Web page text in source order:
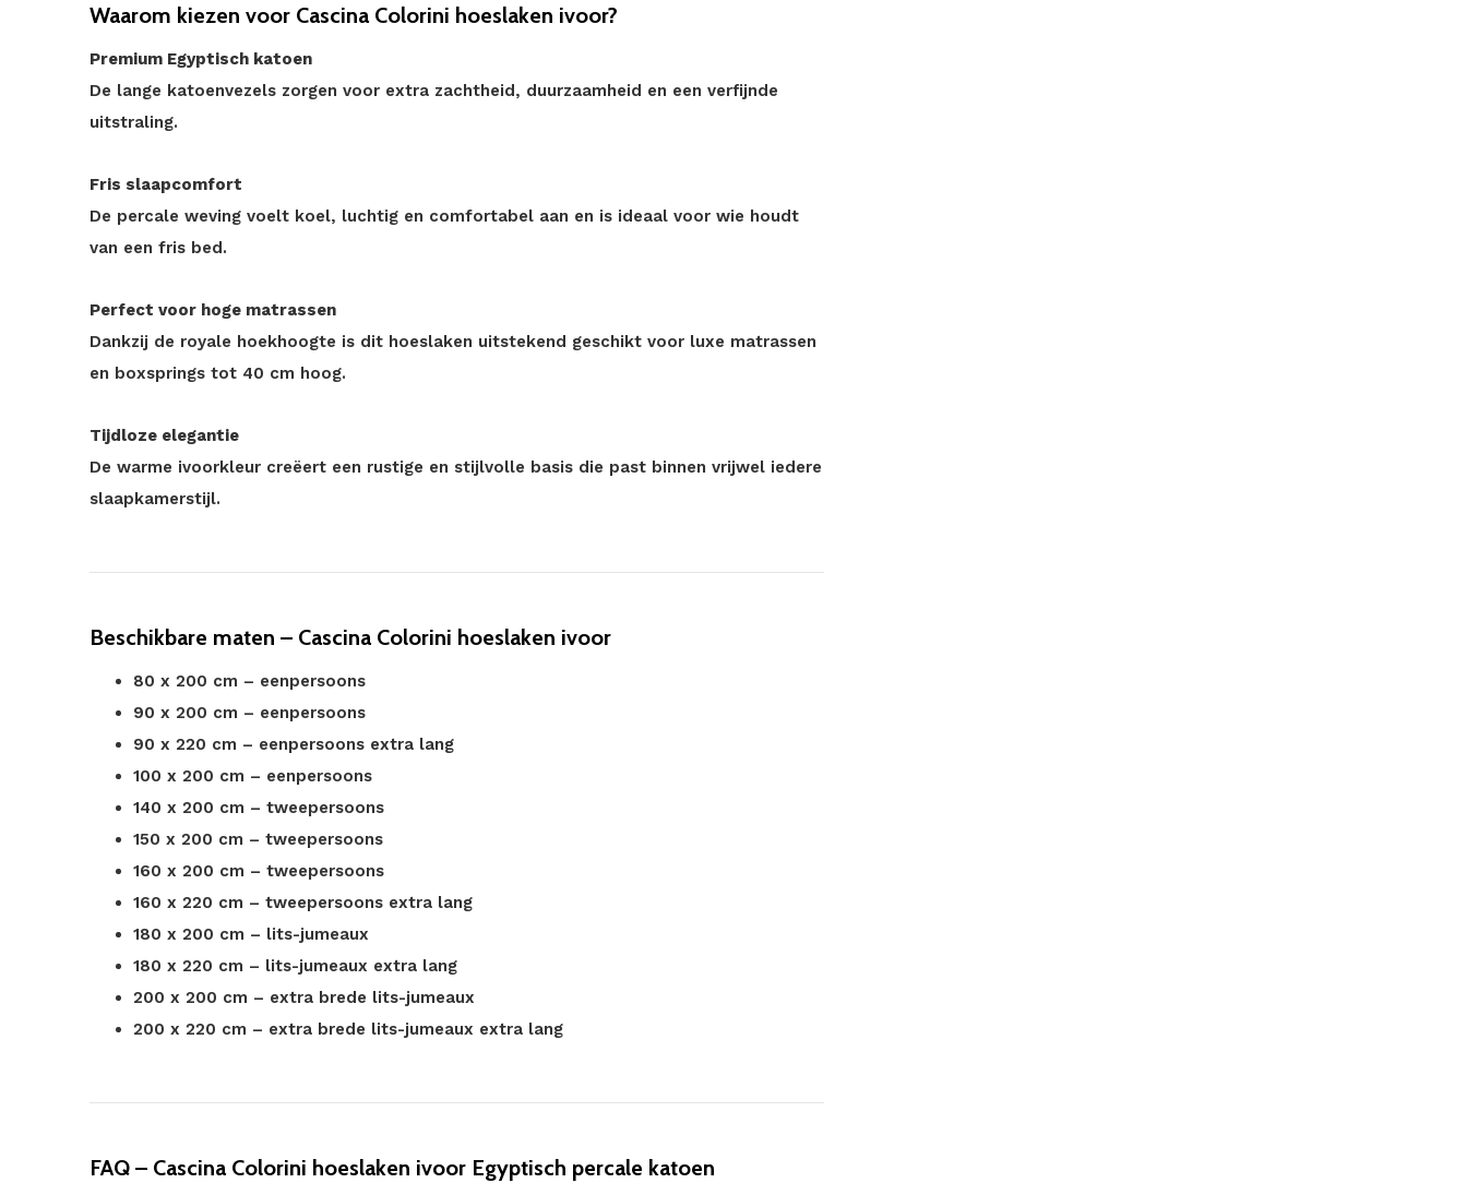
Waarom kiezen voor Cascina Colorini hoeslaken ivoor?
Premium Egyptisch katoen
De lange katoenvezels zorgen voor extra zachtheid, duurzaamheid en een verfijnde
uitstraling.
Fris slaapcomfort
De percale weving voelt koel, luchtig en comfortabel aan en is ideaal voor wie houdt
van een fris bed.
Perfect voor hoge matrassen
Dankzij de royale hoekhoogte is dit hoeslaken uitstekend geschikt voor luxe matrassen
en boxsprings tot 40 cm hoog.
Tijdloze elegantie
De warme ivoorkleur creëert een rustige en stijlvolle basis die past binnen vrijwel iedere
slaapkamerstijl.
Beschikbare maten – Cascina Colorini hoeslaken ivoor
80 x 200 cm – eenpersoons
90 x 200 cm – eenpersoons
90 x 220 cm – eenpersoons extra lang
100 x 200 cm – eenpersoons
140 x 200 cm – tweepersoons
150 x 200 cm – tweepersoons
160 x 200 cm – tweepersoons
160 x 220 cm – tweepersoons extra lang
180 x 200 cm – lits-jumeaux
180 x 220 cm – lits-jumeaux extra lang
200 x 200 cm – extra brede lits-jumeaux
200 x 220 cm – extra brede lits-jumeaux extra lang
FAQ – Cascina Colorini hoeslaken ivoor Egyptisch percale katoen